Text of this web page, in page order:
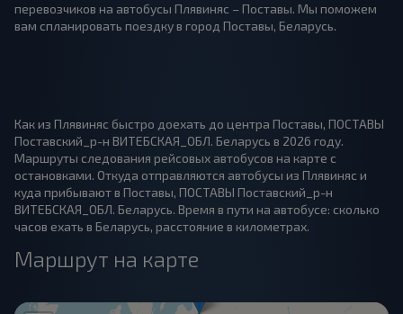
перевозчиков на автобусы Плявиняс – Поставы. Мы поможем
вам спланировать поездку в город Поставы, Беларусь.
Как из Плявиняс быстро доехать до центра Поставы, ПОСТАВЫ
Поставский_р-н ВИТЕБСКАЯ_ОБЛ. Беларусь в 2026 году.
Маршруты следования рейсовых автобусов на карте с
остановками. Откуда отправляются автобусы из Плявиняс и
куда прибывают в Поставы, ПОСТАВЫ Поставский_р-н
ВИТЕБСКАЯ_ОБЛ. Беларусь. Время в пути на автобусе: сколько
часов ехать в Беларусь, расстояние в километрах.
Маршрут на карте